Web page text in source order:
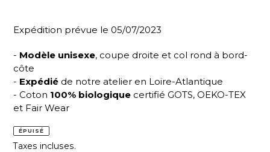
Expédition prévue le 05/07/2023
- Modèle unisexe, coupe droite et col rond à bord-
côte
- Expédié de notre atelier en Loire-Atlantique
- Coton 100% biologique certifié GOTS, OEKO-TEX
et Fair Wear
ÉPUISÉ
Taxes incluses.